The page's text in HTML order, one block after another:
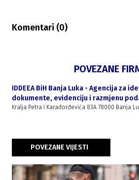
Komentari (0)
POVEZANE
IDDEEA BiH Banja Luka - Agencija za
dokumente, evidenciju i razmjenu
Kralja Petra I Karađorđevića 83A 78000 Banja
POVEZANE VIJESTI